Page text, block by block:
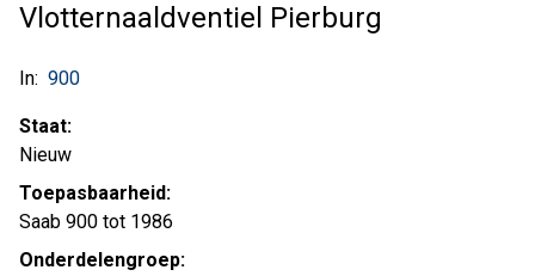
Vlotternaaldventiel Pierburg
In: 900
Staat:
Nieuw
Toepasbaarheid:
Saab 900 tot 1986
Onderdelengroep: